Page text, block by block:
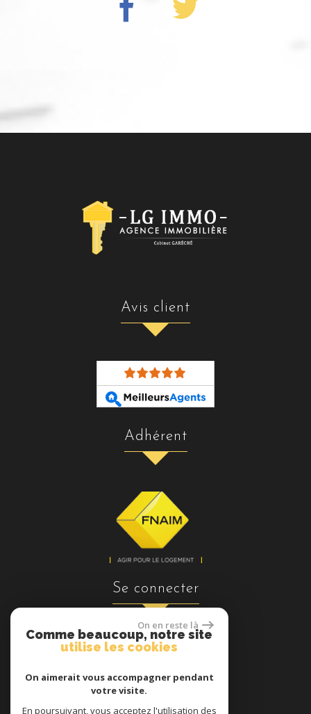
avis client
adhérent
se connecter
On en reste là
Comme beaucoup, notre site
utilise les cookies
On aimerait vous accompagner pendant
votre visite.
En poursuivant, vous acceptez l'utilisation des